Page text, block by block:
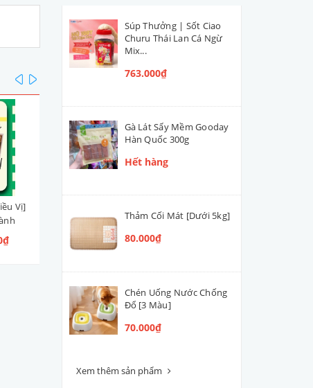
Vị]
Hầm Xương BepBen [Nhiều
Vị] cho Cún
39.000₫ - 47.000₫
Low Fat + Hypoallergenic
prev
Súp Thưởng | Sốt Ciao
Churu Thái Lan Cá Ngừ
Mix...
763.000₫
Gà Lát Sấy Mềm Gooday
Hàn Quốc 300g
Hết hàng
Thảm Cối Mát [Dưới 5kg]
80.000₫
Chén Uống Nước Chống
Đổ [3 Màu]
70.000₫
Xem thêm sản phẩm